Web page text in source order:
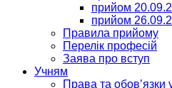
прийом
прийом
Правила прийому
Перелік професій
Заява про вступ
Учням
Права та обов’язки